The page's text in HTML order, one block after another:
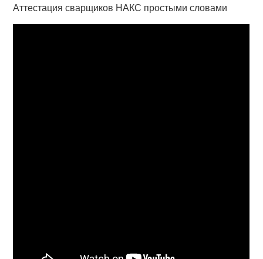
Аттестация сварщиков НАКС простыми словами